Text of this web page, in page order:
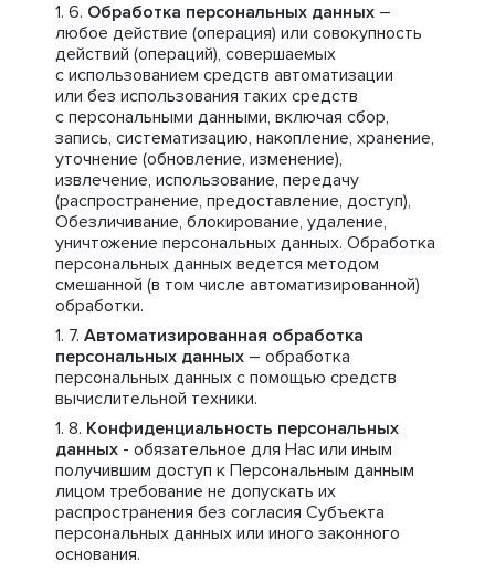
Обработка персональных данных –
любое действие (операция) или совокупность
действий (операций), совершаемых
с использованием средств автоматизации
или без использования таких средств
с персональными данными, включая сбор,
запись, систематизацию, накопление, хранение,
уточнение (обновление, изменение),
извлечение, использование, передачу
(распространение, предоставление, доступ),
Обезличивание, блокирование, удаление,
уничтожение персональных данных. Обработка
персональных данных ведется методом
смешанной (в том числе автоматизированной)
обработки.
Автоматизированная обработка
персональных данных – обработка
персональных данных с помощью средств
вычислительной техники.
Конфиденциальность персональных
данных - обязательное для Нас или иным
получившим доступ к Персональным данным
лицом требование не допускать их
распространения без согласия Субъекта
персональных данных или иного законного
основания.